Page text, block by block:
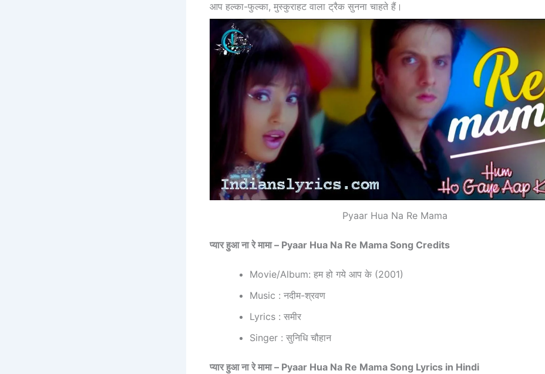
आप हल्का-फुल्का, मुस्कुराहट वाला ट्रैक सुनना चाहते हैं।
Pyaar Hua Na Re Mama
प्यार हुआ ना रे मामा – Pyaar Hua Na Re Mama Song Credits
Movie/Album: हम हो गये आप के (2001)
Music : नदीम-श्रवण
Lyrics : समीर
Singer : सुनिधि चौहान
प्यार हुआ ना रे मामा – Pyaar Hua Na Re Mama Song Lyrics in Hindi